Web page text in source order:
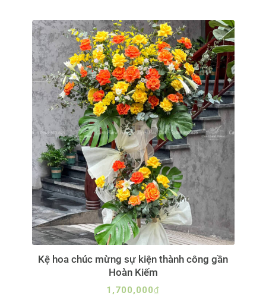
Kệ hoa chúc mừng sự kiện thành công gần
Hoàn Kiếm
1,700,000₫